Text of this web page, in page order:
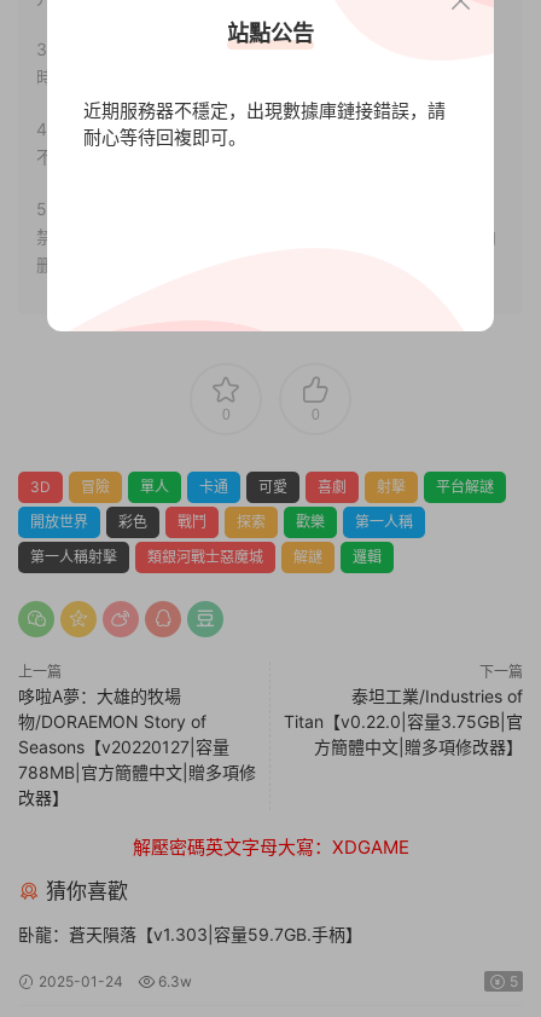
3.如果本站有侵犯、不妥之處的資源，請聯系我們。将會第一
時間解決！
4.本站部分内容均由互聯網收集整理，僅供大家參考、學習，
不存在任何商業目的與商業用途。
5.本站提供的所有資源僅供參考學習使用，版權歸原著所有，
禁止下載本站資源參與任何商業和非法行爲，請于24小時之内
删除!
0 0
3D 冒險 單人 卡通 可愛 喜劇 射擊
平台解謎
開放世界
彩色 戰鬥 探索 歡樂
第一人稱
第一人稱射擊
類銀河戰士惡魔城 解謎 邏輯
上一篇
哆啦A夢：大雄的牧場
物/DORAEMON Story of
Seasons【v20220127|容量
788MB|官方簡體中文|贈多項修
改器】
下一篇
泰坦工業/Industries of
Titan【v0.22.0|容量3.75GB|官
方簡體中文|贈多項修改器】
解壓密碼英文字母大寫：XDGAME
猜你喜歡
卧龍：蒼天隕落【v1.303|容量59.7GB.手柄】
2025-01-24 6.3w 5
站點公告
近期服務器不穩定，出現數據庫鏈接錯誤，請
耐心等待回複即可。